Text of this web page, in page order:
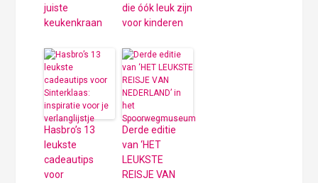
juiste
keukenkraan
die óók leuk zijn
voor kinderen
Hasbro’s 13
leukste
cadeautips
voor
Derde editie
van ‘HET
LEUKSTE
REISJE VAN